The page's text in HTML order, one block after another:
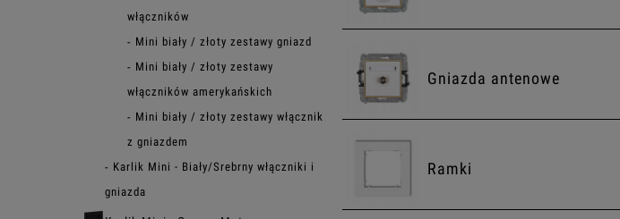
włączników
Mini biały / złoty zestawy gniazd
Mini biały / złoty zestawy
włączników amerykańskich
Mini biały / złoty zestawy włącznik
z gniazdem
Karlik Mini - Biały/Srebrny włączniki i
gniazda
Gniazda antenowe
Ramki